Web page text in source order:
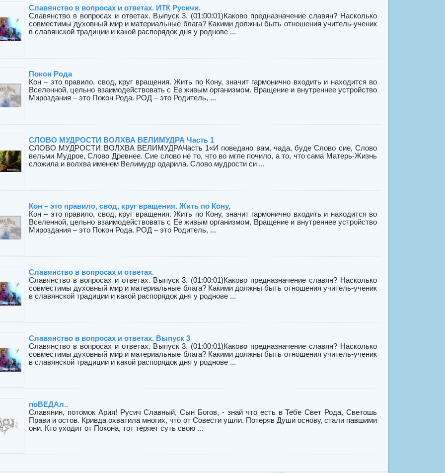
Славянство в вопросах и ответах. ИТК Русичи.
Славянство в вопросах и ответах. Выпуск 3. (01:00:01)Каково предназначение славян? Насколько
совместимы духовный мир и материальные блага? Какими должны быть отношения учитель-ученик
в славянской традиции и какой распорядок дня у роднове ...
Покон Рода
Кон – это правило, свод, круг вращения. Жить по Кону, значит гармонично входить и находится во
Вселенной, цельно взаимодействовать с Ее живым организмом. Вращение и внутреннее устройство
Мироздания – это Покон Рода. РОД – это Родитель, ...
СЛОВО МУДРОСТИ ВОЛХВА ВЕЛИМУДРА Часть 1
СЛОВО МУДРОСТИ ВОЛХВА ВЕЛИМУДРАЧасть 1«И поведано вам, чада, буде Слово сие, Слово
вельми Мудрое, Слово Древнее. Сие слово не то, что во мгле почило, а то, что сама Матерь-Жизнь
сложила и волхва именем Велимудр одарила. Слово мудрости си ...
Кон – это правило, свод, круг вращения. Жить по Кону,
Кон – это правило, свод, круг вращения. Жить по Кону, значит гармонично входить и находится во
Вселенной, цельно взаимодействовать с Ее живым организмом. Вращение и внутреннее устройство
Мироздания – это Покон Рода. РОД – это Родитель, ...
Славянство в вопросах и ответах.
Славянство в вопросах и ответах. Выпуск 3. (01:00:01)Каково предназначение славян? Насколько
совместимы духовный мир и материальные блага? Какими должны быть отношения учитель-ученик
в славянской традиции и какой распорядок дня у роднове ...
Славянство в вопросах и ответах. Выпуск 3
Славянство в вопросах и ответах. Выпуск 3. (01:00:01)Каково предназначение славян? Насколько
совместимы духовный мир и материальные блага? Какими должны быть отношения учитель-ученик
в славянской традиции и какой распорядок дня у роднове ...
поВЕДАл..
Славянин, потомок Ария! Русич Славный, Сын Богов, - знай что есть в Тебе Свет Рода, Светошь
Прави и остов. Кривда охватила многих, что от Совести ушли. Потеряв Души основу, стали павшими
они. Кто уходит от Покона, тот теряет суть свою ...